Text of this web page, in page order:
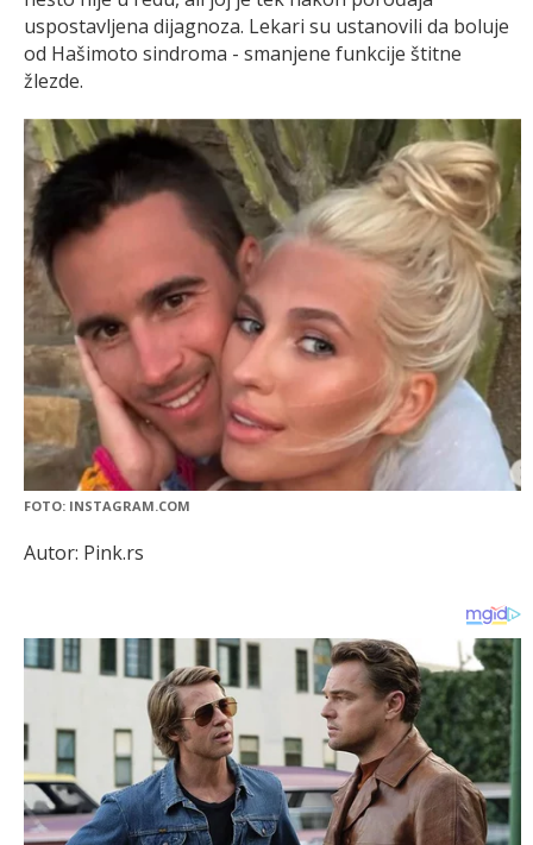
uspostavljena dijagnoza. Lekari su ustanovili da boluje
od Hašimoto sindroma - smanjene funkcije štitne
žlezde.
FOTO: INSTAGRAM.COM
Autor: Pink.rs